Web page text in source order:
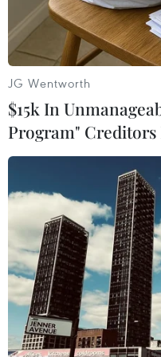
3/2025.
Các đại biểu tại buổi Lễ
lượng hưởng ứng Giờ
Trong khuôn khổ
JG Wentworth
$15k In
Program" Creditors